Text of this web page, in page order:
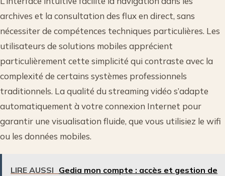
archives et la consultation des flux en direct, sans
nécessiter de compétences techniques particulières. Les
utilisateurs de solutions mobiles apprécient
particulièrement cette simplicité qui contraste avec la
complexité de certains systèmes professionnels
traditionnels. La qualité du streaming vidéo s’adapte
automatiquement à votre connexion Internet pour
garantir une visualisation fluide, que vous utilisiez le wifi
ou les données mobiles.
LIRE AUSSI Gedia mon compte : accès et gestion de